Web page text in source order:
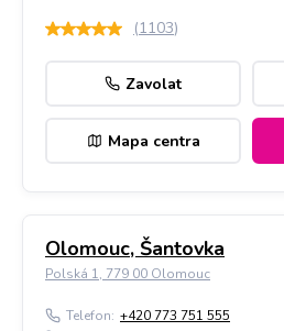
(1103)
Zavolat
Mapa centra
Olomouc, Šantovka
Polská 1, 779 00 Olomouc
Telefon: +420 773 751 555